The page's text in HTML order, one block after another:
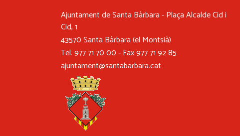
Ajuntament de Santa Bàrbara - Plaça Alcalde Cid i
Cid, 1
43570 Santa Bàrbara (el Montsià)
Tel. 977 71 70 00 - Fax 977 71 92 85
ajuntament@santabarbara.cat